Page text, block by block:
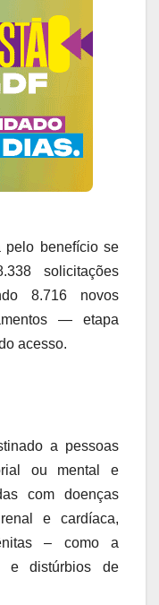
pelo benefício se
solicitações
8.716 novos
— etapa
acesso.
a pessoas
ou mental e
com doenças
e cardíaca,
– como a
e distúrbios de